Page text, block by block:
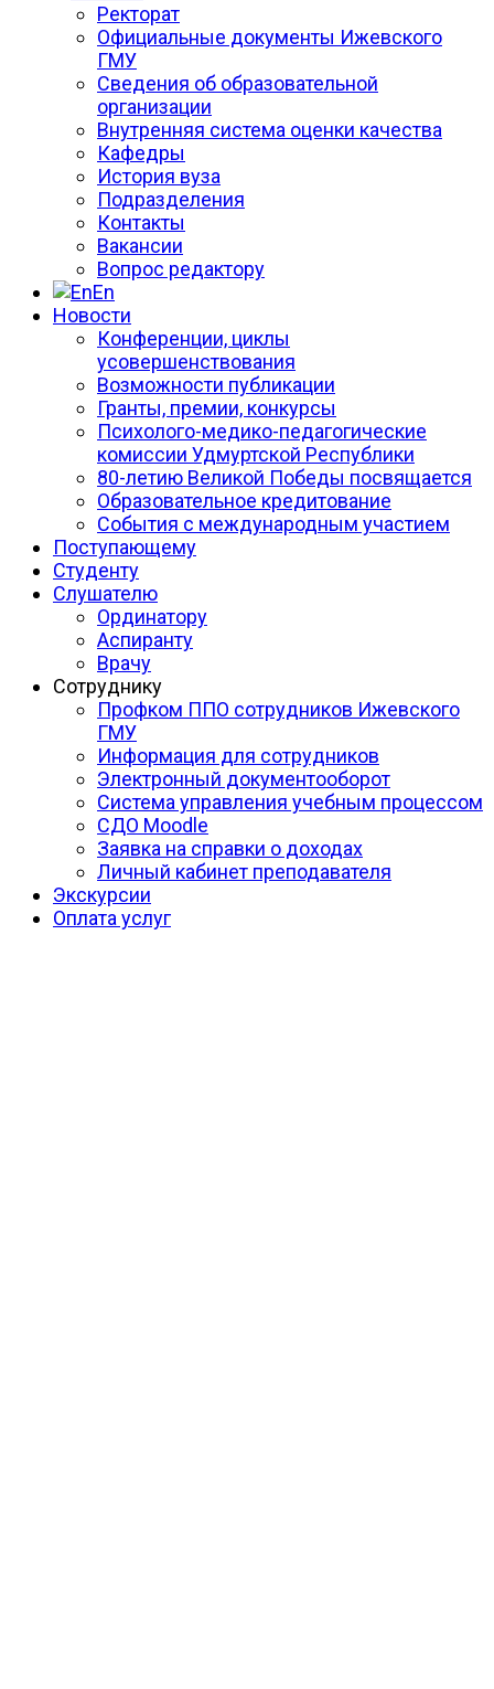
Ректорат
Официальные документы Ижевского
ГМУ
Сведения об образовательной
организации
Внутренняя система оценки качества
Кафедры
История вуза
Подразделения
Контакты
Вакансии
Вопрос редактору
En
Новости
Конференции, циклы
усовершенствования
Возможности публикации
Гранты, премии, конкурсы
Психолого-медико-педагогические
комиссии Удмуртской Республики
80-летию Великой Победы посвящается
Образовательное кредитование
События с международным участием
Поступающему
Студенту
Слушателю
Ординатору
Аспиранту
Врачу
Сотруднику
Профком ППО сотрудников Ижевского
ГМУ
Информация для сотрудников
Электронный документооборот
Система управления учебным процессом
СДО Moodle
Заявка на справки о доходах
Личный кабинет преподавателя
Экскурсии
Оплата услуг